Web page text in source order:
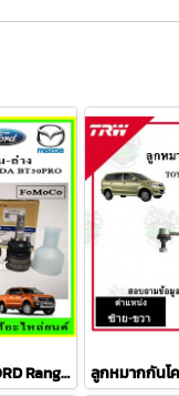
ลูกหมากปีกนกล่าง FORD Ranger T6 / MAZDA BT50 PRO 2WD , 4WD